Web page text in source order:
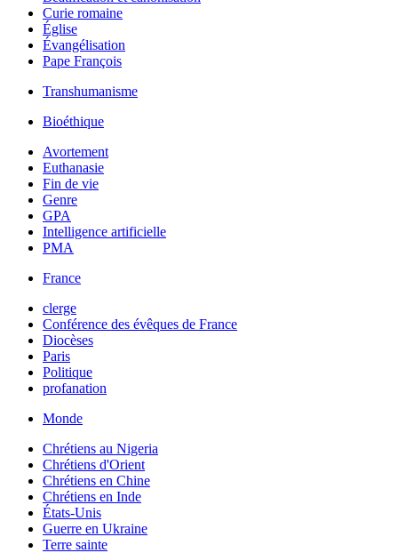
Curie romaine
Église
Évangélisation
Pape François
Transhumanisme
Bioéthique
Avortement
Euthanasie
Fin de vie
Genre
GPA
Intelligence artificielle
PMA
France
clerge
Conférence des évêques de France
Diocèses
Paris
Politique
profanation
Monde
Chrétiens au Nigeria
Chrétiens d'Orient
Chrétiens en Chine
Chrétiens en Inde
États-Unis
Guerre en Ukraine
Terre sainte